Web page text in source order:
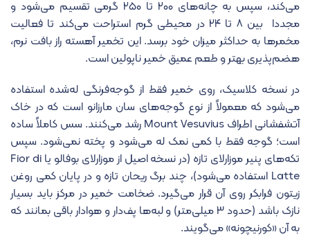
می‌کند، سپس به چانه‌های ۲۰۰ تا ۲۵۰ گرمی تقسیم می‌شود و
مجددا بین ۸ تا ۲۴ در محیطی گرم استراحت می‌کند تا فعالیت
مخمرها به حداکثر میزان خود برسد. این تخمیر آهسته راز بافت نرم،
هضم‌پذیری بهتر و طعم عمیق خمیر ناپولین است.
در نسخه کلاسیک، روی خمیر فقط از گوجه‌فرنگی له‌شده استفاده
می‌شود که معمولاً از نوع گوجه‌های سان مارزانو است که در خاک
آتشفشانی اطراف Mount Vesuvius رشد می‌کنند. سس کاملاً ساده
است؛ گوجه فقط با کمی نمک له می‌شود و پخته نمی‌شود. سپس
تکه‌های پنیر موزارلای تازه (در نسخه اصیل از موزارلای بوفالو یا Fior di
Latte استفاده می‌شود)، چند برگ ریحان تازه و در پایان کمی روغن
زیتون فرابکر روی آن قرار می‌گیرد. ضخامت خمیر در مرکز باید بسیار
نازک باشد (حدود ۳ میلی‌متر) و لبه‌ها پف‌دار و هوادار باقی بمانند که
به آن «کورنیچونه» می‌گویند.